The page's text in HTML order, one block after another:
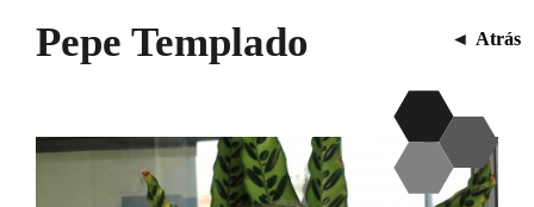
Pepe Templado ◄ Atrás